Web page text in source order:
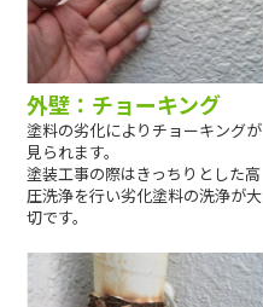
外壁：チョーキング
塗料の劣化によりチョーキングが
見られます。
塗装工事の際はきっちりとした高
圧洗浄を行い劣化塗料の洗浄が大
切です。